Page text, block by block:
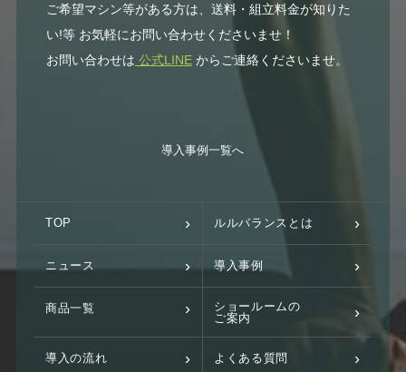
ご希望マシン等がある方は、送料・組立料金が知りた
い!等 お気軽にお問い合わせくださいませ！
お問い合わせは 公式LINEからご連絡くださいませ。
導入事例一覧へ
TOP ルルバランスとは
ニュース 導入事例
商品一覧
ショールームの
ご案内
導入の流れ よくある質問